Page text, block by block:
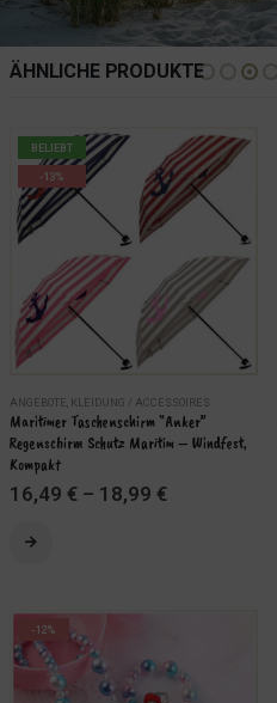
ÄHNLICHE PRODUKTE
BELIEBT
-13%
ANGEBOTE KLEIDUNG / ACCESSOIRES
Maritimer Taschenschirm “Anker”
Regenschirm Schutz Maritim – Windfest,
Kompakt
16,49 € – 18,99 €
AUSFÜHRUNG
-12%